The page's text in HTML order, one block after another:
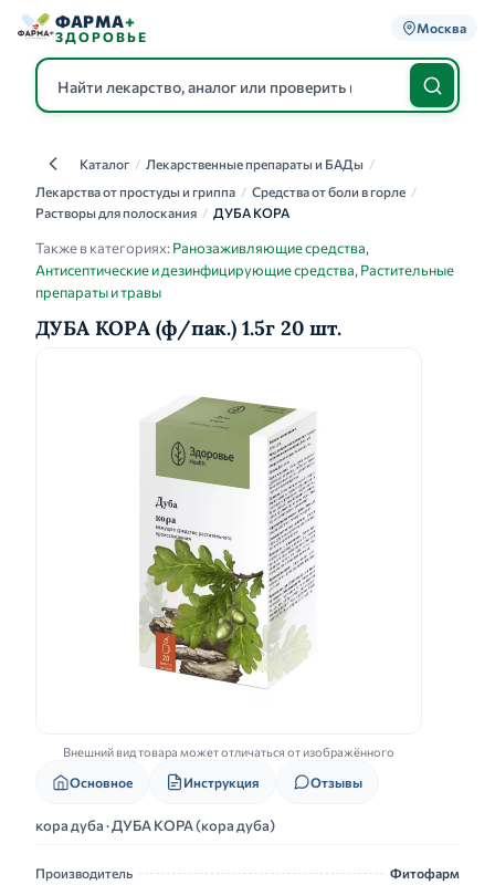
ФАРМА+
ЗДОРОВЬЕ
Москва
КаталогКаталог / Лекарственные препараты и БАДы /
Лекарства от простуды и гриппа / Средства от боли в горле /
Растворы для полоскания / ДУБА КОРА
Также в категориях:Ранозаживляющие средства,
Антисептические и дезинфицирующие средства, Растительные
препараты и травы
ДУБА КОРА (ф/пак.) 1.5г 20 шт.
Внешний вид товара может отличаться от изображённого
Основное Инструкция Отзывы
кора дуба · ДУБА КОРА (кора дуба)
Производитель Фитофарм